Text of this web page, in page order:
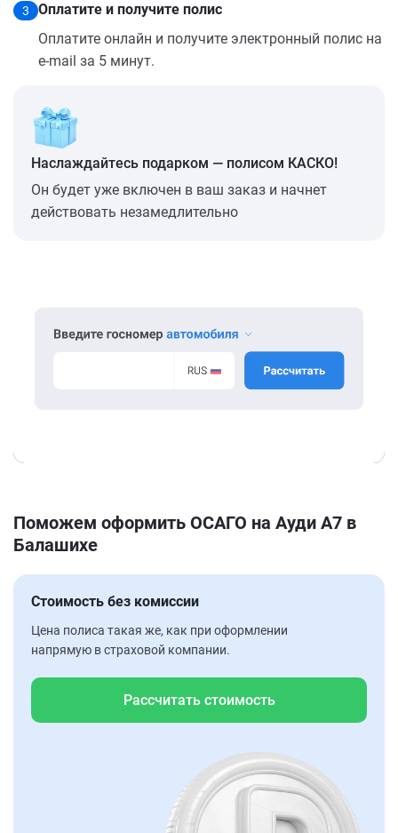
3
Оплатите и получите полис
Оплатите онлайн и получите электронный полис на
e-mail за 5 минут.
Наслаждайтесь подарком — полисом КАСКО!
Он будет уже включен в ваш заказ и начнет
действовать незамедлительно
Поможем оформить ОСАГО на Ауди А7 в
Балашихе
Стоимость без комиссии
Цена полиса такая же, как при оформлении
напрямую в страховой компании.
Рассчитать стоимость